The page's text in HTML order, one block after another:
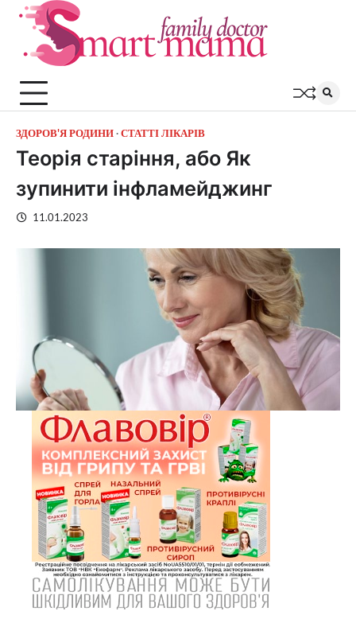
Перейти
ЗДОРОВ'Я РОДИНИ СТАТТІ ЛІКАРІВ
Теорія старіння, або Як
зупинити інфламейджинг
11.01.2023